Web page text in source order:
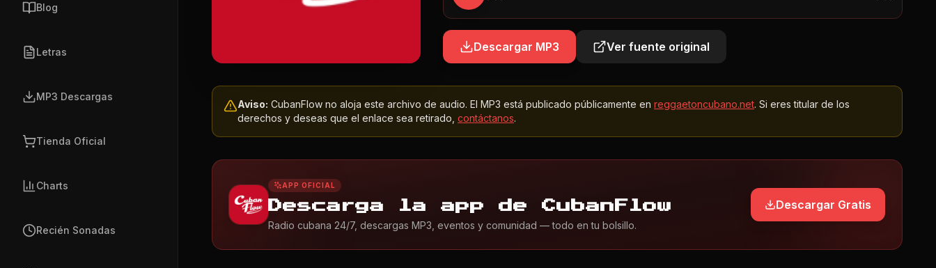
Blog
Letras
MP3 Descargas
Tienda Oficial
Charts
Recién Sonadas
Descargar MP3 Ver fuente original
Aviso: CubanFlow no aloja este archivo de audio. El MP3 está publicado públicamente en reggaetoncubano.net. Si eres titular de los
derechos y deseas que el enlace sea retirado, contáctanos.
APP OFICIAL
Descarga la app de CubanFlow
Radio cubana 24/7, descargas MP3, eventos y comunidad — todo en tu bolsillo.
Descargar Gratis